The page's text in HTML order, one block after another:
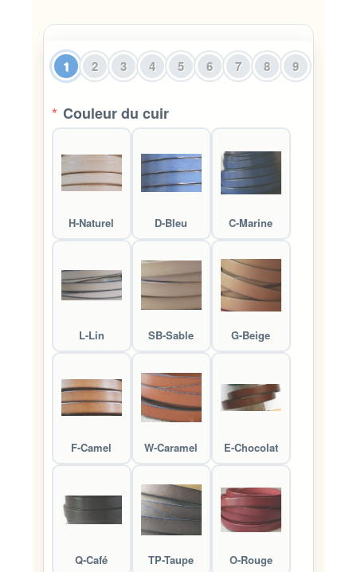
1 2 3 4 5 6 7 8 9
* Couleur du cuir
H-Naturel D-Bleu C-Marine
L-Lin SB-Sable G-Beige
F-Camel W-Caramel E-Chocolat
Q-Café TP-Taupe O-Rouge